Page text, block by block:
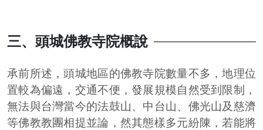
三、頭城佛教寺院概說
承前所述，頭城地區的佛教寺院數量不多，地理位
置較為偏遠，交通不便，發展規模自然受到限制，
無法與台灣當今的法鼓山、中台山、佛光山及慈濟
等佛教教團相提並論，然其態樣多元紛陳，若能將